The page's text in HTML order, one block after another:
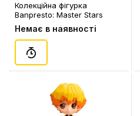
Колекційна фігурка
Banpresto: Master Stars
Piece: Chronicle: One Piece:
Zoro Roronoa, (182354)
Немає в наявності